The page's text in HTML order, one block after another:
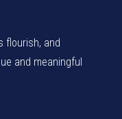
flourish, and
and meaningful